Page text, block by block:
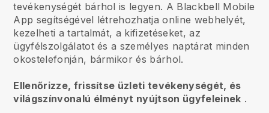
tevékenységét bárhol is legyen. A Blackbell Mobile
App segítségével létrehozhatja online webhelyét,
kezelheti a tartalmát, a kifizetéseket, az
ügyfélszolgálatot és a személyes naptárat minden
okostelefonján, bármikor és bárhol.
Ellenőrizze, frissítse üzleti tevékenységét, és
világszínvonalú élményt nyújtson ügyfeleinek .